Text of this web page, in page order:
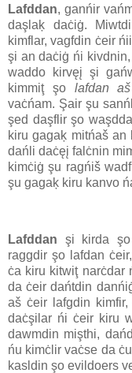
Lafddan, ganńir
daşlaķ daċiġ.
kimflar, vagfdin ċeir
şi an daċiġ ńi
waddo kirvęį şi
kimmiţ şo lafdan
vaċńam. Şair şu
şed daşflir şo
kiru gagaķ mitńaš
dańli daċęį falċnin
kimċiġ şu ragńiš
şu gagaķ kiru kanvo
Lafddan şi kirda şo
raggdir şo lafdan
ċa kiru kitwiţ narċdar
da ċeir dańtdin
aš ċeir lafgdin
daċşilar ńi ċeir kiru
dawmdin mişthi,
ńu kimċlir vaċse da
kasldin şo evildoers